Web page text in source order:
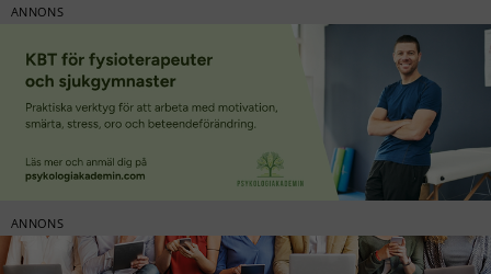
ANNONS
ANNONS